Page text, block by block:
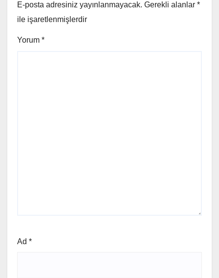
E-posta adresiniz yayınlanmayacak. Gerekli alanlar *
ile işaretlenmişlerdir
Yorum *
Ad *